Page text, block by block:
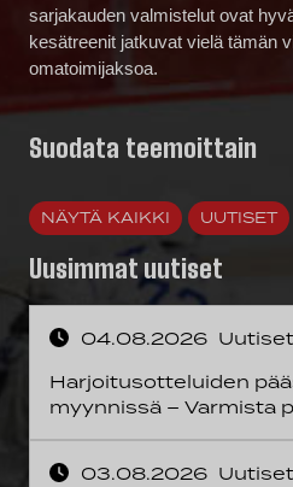
sarjakauden valmistelut ovat
kesätreenit jatkuvat vielä tämän
omatoimijaksoa.
Suodata teemoittain
NÄYTÄ KAIKKI UUTISET
Uusimmat uutiset
04.08.2026 Uutiset
Harjoitusotteluiden
myynnissä – Varmista
03.08.2026 Uutiset